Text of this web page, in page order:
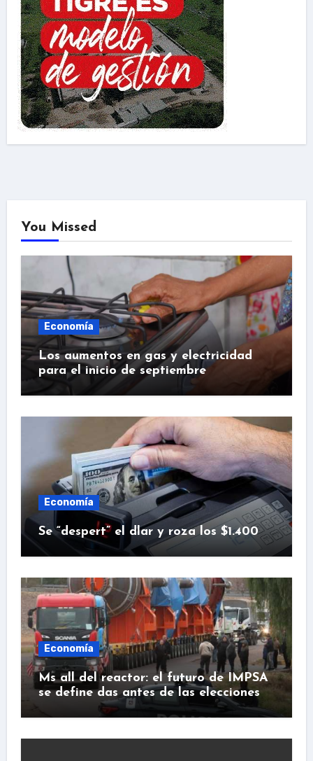
You Missed
Economía
Los aumentos en gas y electricidad
para el inicio de septiembre
Economía
Se “despert” el dlar y roza los $1.400
Economía
Ms all del reactor: el futuro de IMPSA
se define das antes de las elecciones